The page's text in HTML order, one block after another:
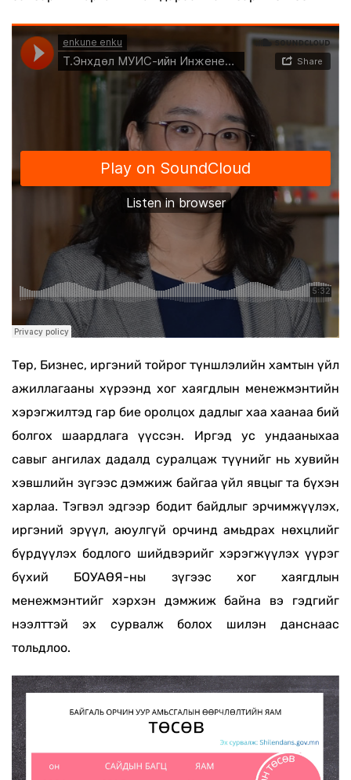
Төр, Бизнес, иргэний тойрог түншлэлийн хамтын үйл
ажиллагааны хүрээнд хог хаягдлын менежмэнтийн
хэрэгжилтэд гар бие оролцох дадлыг хаа хаанаа бий
болгох шаардлага үүссэн. Иргэд ус ундааныхаа
савыг ангилах дадалд суралцаж түүнийг нь хувийн
хэвшлийн зүгээс дэмжиж байгаа үйл явцыг та бүхэн
харлаа. Тэгвэл эдгээр бодит байдлыг эрчимжүүлэх,
иргэний эрүүл, аюулгүй орчинд амьдрах нөхцлийг
бүрдүүлэх бодлого шийдвэрийг хэрэгжүүлэх үүрэг
бүхий БОУАӨЯ-ны зүгээс хог хаягдлын
менежмэнтийг хэрхэн дэмжиж байна вэ гэдгийг
нээлттэй эх сурвалж болох шилэн данснаас
тольдлоо.